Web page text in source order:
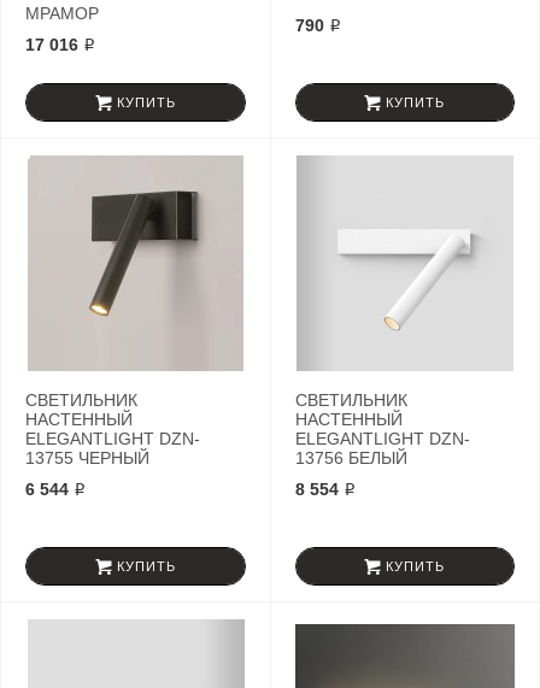
МРАМОР
17 016 ₽
КУПИТЬ
790 ₽
КУПИТЬ
СВЕТИЛЬНИК
НАСТЕННЫЙ
ELEGANTLIGHT DZN-
13755 ЧЕРНЫЙ
6 544 ₽
КУПИТЬ
СВЕТИЛЬНИК
НАСТЕННЫЙ
ELEGANTLIGHT DZN-
13756 БЕЛЫЙ
8 554 ₽
КУПИТЬ